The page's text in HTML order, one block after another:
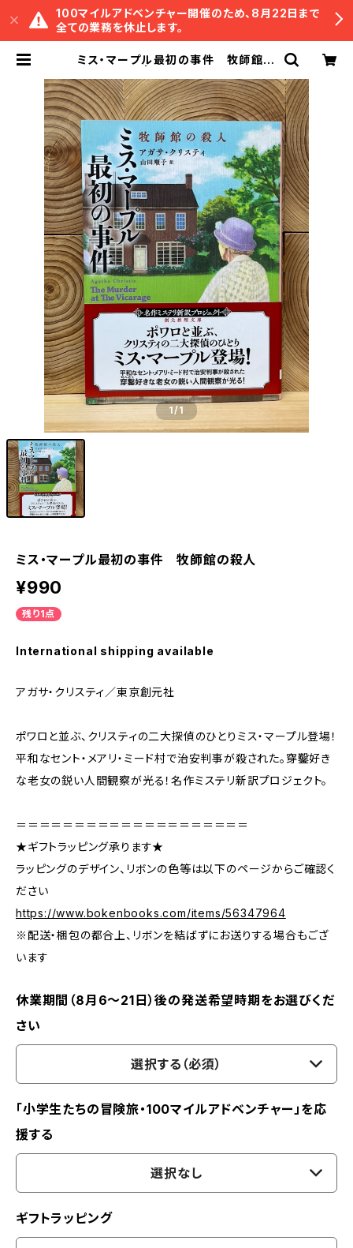
100マイルアドベンチャー開催のため、8月22日まで
全ての業務を休止します。
ミス・マープル最初の事件 牧師館の
1/1
ミス・マープル最初の事件 牧師館の殺人
¥990
残り1点
International shipping available
アガサ・クリスティ／東京創元社
ポワロと並ぶ、クリスティの二大探偵のひとりミス・マープル登場！
平和なセント・メアリ・ミード村で治安判事が殺された。穿鑿好き
な老女の鋭い人間観察が光る！名作ミステリ新訳プロジェクト。
＝＝＝＝＝＝＝＝＝＝＝＝＝＝＝＝＝＝＝＝
★ギフトラッピング承ります★
ラッピングのデザイン、リボンの色等は以下のページからご確認く
ださい
https://www.bokenbooks.com/items/56347964
※配送・梱包の都合上、リボンを結ばずにお送りする場合もござ
います
休業期間（8月6〜21日）後の発送希望時期をお選びくだ
さい
選択する（必須）
「小学生たちの冒険旅・100マイルアドベンチャー」を応
援する
選択なし
ギフトラッピング